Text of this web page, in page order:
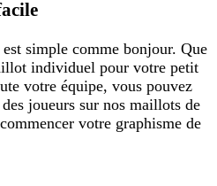
simple comme bonjour. Que
individuel pour votre petit
votre équipe, vous pouvez
joueurs sur nos maillots de
votre graphisme de